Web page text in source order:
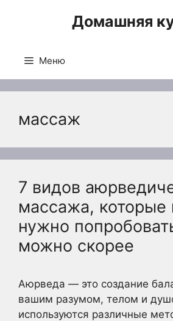
Домашняя
Меню
массаж
7 видов
массажа, которые
нужно
можно скорее
Аюрведа — это создание
вашим разумом, телом и
используются различные